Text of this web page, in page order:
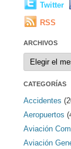
Twitter
RSS
ARCHIVOS
Archivos
CATEGORÍAS
Accidentes
Aeropuertos
Aviación
Aviación